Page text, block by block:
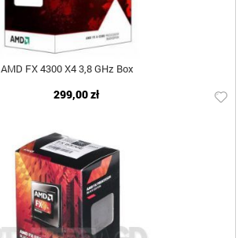
AMD FX 4300 X4 3,8 GHz Box
299,00 zł